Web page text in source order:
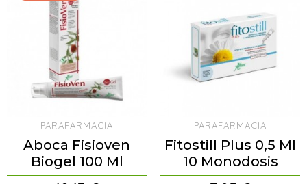
PARAFARMACIA
Aboca Fisioven
Biogel 100 Ml
PARAFARMACIA
Fitostill Plus 0,5 Ml
10 Monodosis